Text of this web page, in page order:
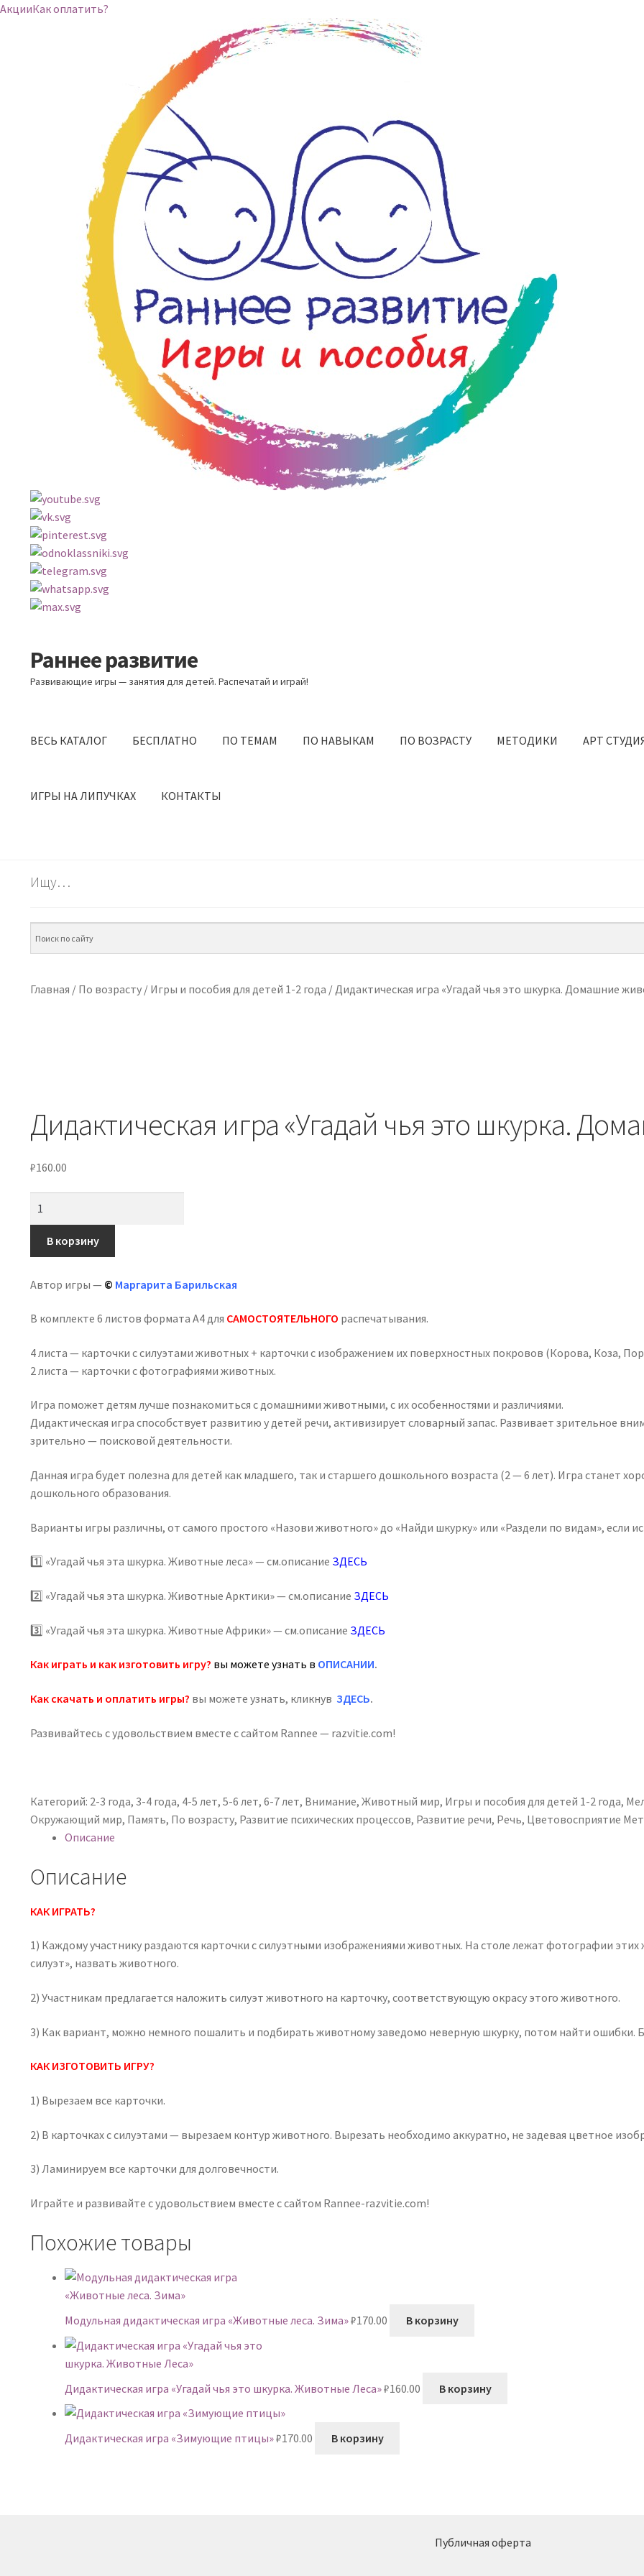
АкцииКак оплатить?
Перейти
к
навигации
Перейти
к
содержимому
Раннее развитие
Развивающие игры — занятия для детей. Распечатай и играй!
ВЕСЬ КАТАЛОГ БЕСПЛАТНО ПО ТЕМАМ ПО НАВЫКАМ ПО ВОЗРАСТУ МЕТОДИКИ АРТ
ИГРЫ НА ЛИПУЧКАХ КОНТАКТЫ
Ищу…
Главная / По возрасту/ Игры и пособия для детей 1-2 года / Дидактическая игра «Угадай чья это шкурка. Домашние
Дидактическая игра «Угадай чья это шкурка.
₽160.00
Дидактическая
игра
чья
шкурка.
В корзину
Автор игры — © Маргарита Барильская
В комплекте 6 листов формата А4 для САМОСТОЯТЕЛЬНОГО распечатывания.
4 листа — карточки с силуэтами животных + карточки с изображением их поверхностных покровов (Корова, Коза,
2 листа — карточки с фотографиями животных.
Игра поможет детям лучше познакомиться с домашними животными, с их особенностями и различиями.
Дидактическая игра способствует развитию у детей речи, активизирует словарный запас. Развивает зрительное
зрительно — поисковой деятельности.
Данная игра будет полезна для детей как младшего, так и старшего дошкольного возраста (2 — 6 лет). Игра станет
дошкольного образования.
Варианты игры различны, от самого простого «Назови животного» до «Найди шкурку» или «Раздели по видам», если
1️⃣ «Угадай чья эта шкурка. Животные леса» — см.описание ЗДЕСЬ
2️⃣ «Угадай чья эта шкурка. Животные Арктики» — см.описание ЗДЕСЬ
3️⃣ «Угадай чья эта шкурка. Животные Африки» — см.описание ЗДЕСЬ
Как играть и как изготовить игру? вы можете узнать в ОПИСАНИИ.
Как скачать и оплатить игры? вы можете узнать, кликнув ЗДЕСЬ.
Развивайтесь с удовольствием вместе с сайтом Rannee — razvitie.com!
Категорий: 2-3 года, 3-4 года, 4-5 лет, 5-6 лет, 6-7 лет, Внимание, Животный мир, Игры и пособия для детей 1-2 года,
Окружающий мир, Память, По возрасту, Развитие психических процессов, Развитие речи, Речь, Цветовосприятие
Описание
Описание
КАК ИГРАТЬ?
1) Каждому участнику раздаются карточки с силуэтными изображениями животных. На столе лежат фотографии
силуэт», назвать животного.
2) Участникам предлагается наложить силуэт животного на карточку, соответствующую окрасу этого животного.
3) Как вариант, можно немного пошалить и подбирать животному заведомо неверную шкурку, потом найти ошибки.
КАК ИЗГОТОВИТЬ ИГРУ?
1) Вырезаем все карточки.
2) В карточках с силуэтами — вырезаем контур животного. Вырезать необходимо аккуратно, не задевая цветное
3) Ламинируем все карточки для долговечности.
Играйте и развивайте с удовольствием вместе с сайтом Rannee-razvitie.com!
Похожие товары
Модульная дидактическая игра «Животные леса. Зима»₽170.00 В корзину
Дидактическая игра «Угадай чья это шкурка. Животные Леса»₽160.00 В корзину
Дидактическая игра «Зимующие птицы»₽170.00 В корзину
Публичная оферта